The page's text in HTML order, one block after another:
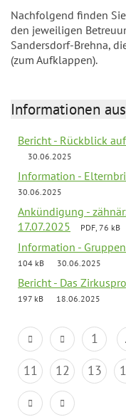
Nachfolgend finden
den jeweiligen
Sandersdorf-Brehna,
(zum Aufklappen).
Informationen
Bericht - Rückblick
30.06.2025
Information -
30.06.2025
Ankündigung -
17.07.2025
PDF, 76 kB
Information -
104 kB
30.06.2025
Bericht - Das
197 kB
18.06.2025
1
11
12 13